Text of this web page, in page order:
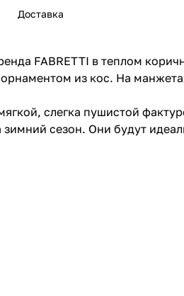
Доставка
FABRETTI в теплом
из кос. На
слегка пушистой
сезон. Они будут